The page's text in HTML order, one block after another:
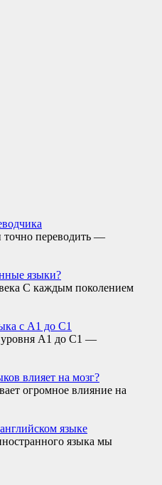
точно переводить —
языки?
С каждым поколением
с A1 до C1
уровня A1 до C1 —
влияет на мозг?
огромное влияние на
языке
языка мы